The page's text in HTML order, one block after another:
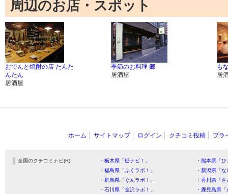
周辺のお店・スポット
おでんと焼酎の店 たんた
んたん
居酒屋
季節のお料理 郷
居酒屋
も
居
ホーム サイトマップ ログイン クチコミ投稿 プラ
全国のクチコミナビ(R) ・栃木県「栃ナビ！」
・熊本県「
・福島県「ふくラボ！」
・新潟県「
・群馬県「ぐんラボ！」
・香川県「
・石川県「金沢ラボ！」
・鹿児島県